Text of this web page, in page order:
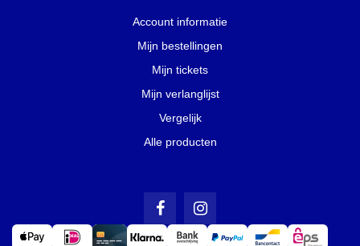
Account informatie
Mijn bestellingen
Mijn tickets
Mijn verlanglijst
Vergelijk
Alle producten